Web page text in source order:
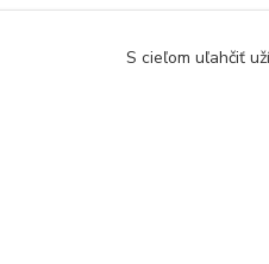
S cieľom uľahčiť